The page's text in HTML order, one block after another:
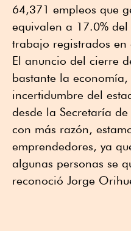
64,371 empleos que
equivalen a 17.0%
trabajo registrados en
El anuncio del cierre
bastante la
incertidumbre del
desde la Secretaría
con más razón,
emprendedores, ya
algunas personas se
reconoció Jorge